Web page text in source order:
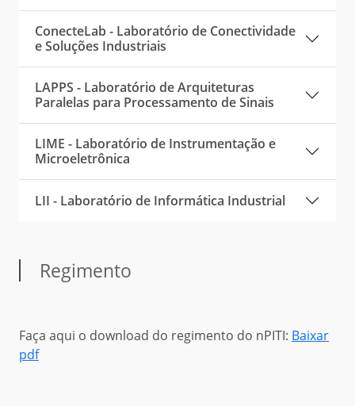
ConecteLab - Laboratório de Conectividade
e Soluções Industriais
LAPPS - Laboratório de Arquiteturas
Paralelas para Processamento de Sinais
LIME - Laboratório de Instrumentação e
Microeletrônica
LII - Laboratório de Informática Industrial
Regimento
Faça aqui o download do regimento do nPITI: Baixar
pdf